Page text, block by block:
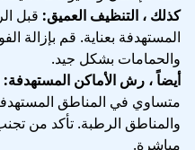
كذلك ، التنظيف العميق: قبل
المستهدفة بعناية. قم بإزالة
والحمامات بشكل جيد.
أيضاً ، رش الأماكن المستهدفة:
متساوي في المناطق
والمناطق الرطبة. تأكد من
مباشرة.